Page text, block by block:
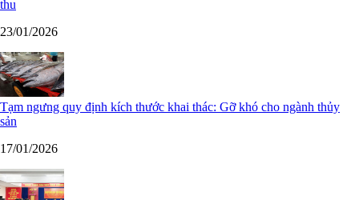
thu
23/01/2026
Tạm ngưng quy định kích thước khai thác: Gỡ khó cho ngành thủy
sản
17/01/2026